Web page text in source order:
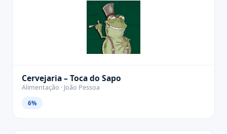
Cervejaria – Toca do Sapo
Alimentação · João Pessoa
6%